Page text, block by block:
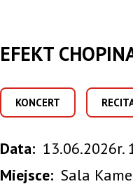
EFEKT
KONCERT
Data
13.06.2026r.
Miejsce Sala